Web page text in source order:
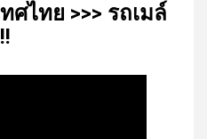
ศ​ไทย​ >>> รถเมล์​